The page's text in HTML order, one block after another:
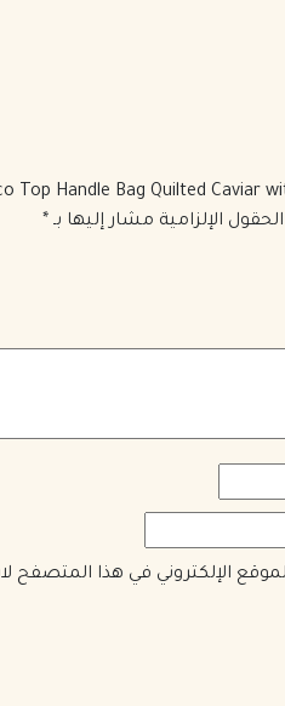
الحقول الإلزامية مشار إليها بـ *
الإلكتروني في هذا المتصفح